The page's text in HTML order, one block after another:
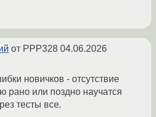
от PPP328 04.06.2026
новичков - отсутствие
рано или поздно научатся
тесты все.